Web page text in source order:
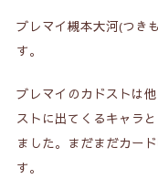
ブレマイ槻本大河(つき
す。
ブレマイのカドストは
ストに出てくるキャラ
ました。まだまだカー
す。